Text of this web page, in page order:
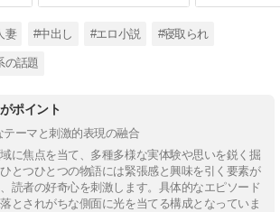
妻 #中出し #エロ小説 #寝取られ
の話題
ポイント
テーマと刺激的表現の融合
に焦点を当て、多種多様な実体験や思いを鋭く掘
とつひとつの物語には緊張感と興味を引く要素が
読者の好奇心を刺激します。具体的なエピソード
とされがちな側面に光を当てる構成となっていま